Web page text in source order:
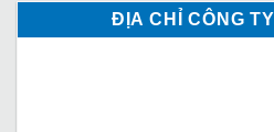
ĐỊA CHỈ CÔNG